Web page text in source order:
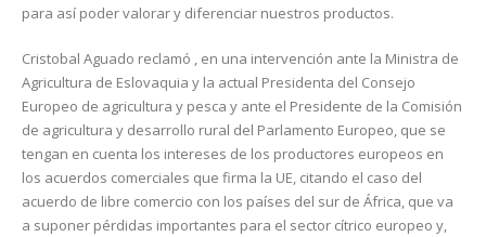
para así poder valorar y diferenciar nuestros productos.
Cristobal Aguado reclamó , en una intervención ante la Ministra de
Agricultura de Eslovaquia y la actual Presidenta del Consejo
Europeo de agricultura y pesca y ante el Presidente de la Comisión
de agricultura y desarrollo rural del Parlamento Europeo, que se
tengan en cuenta los intereses de los productores europeos en
los acuerdos comerciales que firma la UE, citando el caso del
acuerdo de libre comercio con los países del sur de África, que va
a suponer pérdidas importantes para el sector cítrico europeo y,